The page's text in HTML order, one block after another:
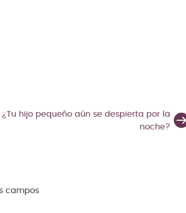
¿Tu hijo pequeño aún se despierta por la
noche?
campos